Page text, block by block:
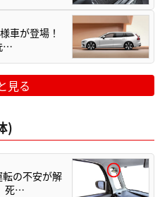
車が登場！
…
見る
)
転の不安が解
死…